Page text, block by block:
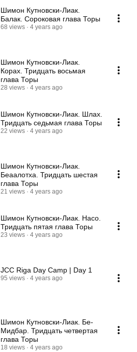
Шимон Кутновски-Лиак.
Балак. Сороковая глава Торы
68 views 4 years ago
Шимон Кутновски-Лиак.
Корах. Тридцать восьмая
глава Торы
28 views 4 years ago
Шимон Кутновски-Лиак. Шлах.
Тридцать седьмая глава Торы
22 views 4 years ago
Шимон Кутновски-Лиак.
Беаалотха. Тридцать шестая
глава Торы
21 views 4 years ago
Шимон Кутновски-Лиак. Насо.
Тридцать пятая глава Торы
23 views 4 years ago
JCC Riga Day Camp | Day 1
95 views 4 years ago
Шимон Кутновски-Лиак. Бе-
Мидбар. Тридцать четвертая
глава Торы
18 views 4 years ago